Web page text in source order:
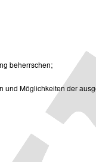
beherrschen;
Möglichkeiten der